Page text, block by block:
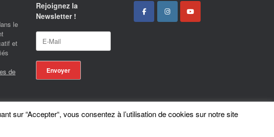
le
et
de
Rejoignez la
Newsletter !
sur “Accepter“, vous consentez à l’utilisation de cookies sur notre site